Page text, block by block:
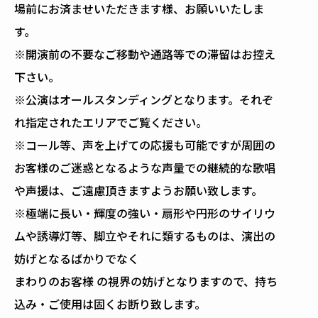
場前にお済ませいただきます様、お願いいたしま
す。
※開演前の不要なご移動や通路等での滞留はお控え
下さい。
※公演はオールスタンディングとなります。それぞ
れ指定されたエリアでご覧ください。
※コール等、声を上げての応援も可能ですが周囲の
お客様のご迷惑となるような声量での継続的な歌唱
や声援は、ご遠慮頂きますようお願い致します。
※極端に長い・輝度の強い・扇形や円形のサイリウ
ムや誘導灯等、脚立やそれに類するものは、演出の
妨げとなるばかりでなく
まわりのお客様 の視界の妨げとなりますので、持ち
込み・ご使用は固くお断り致します。